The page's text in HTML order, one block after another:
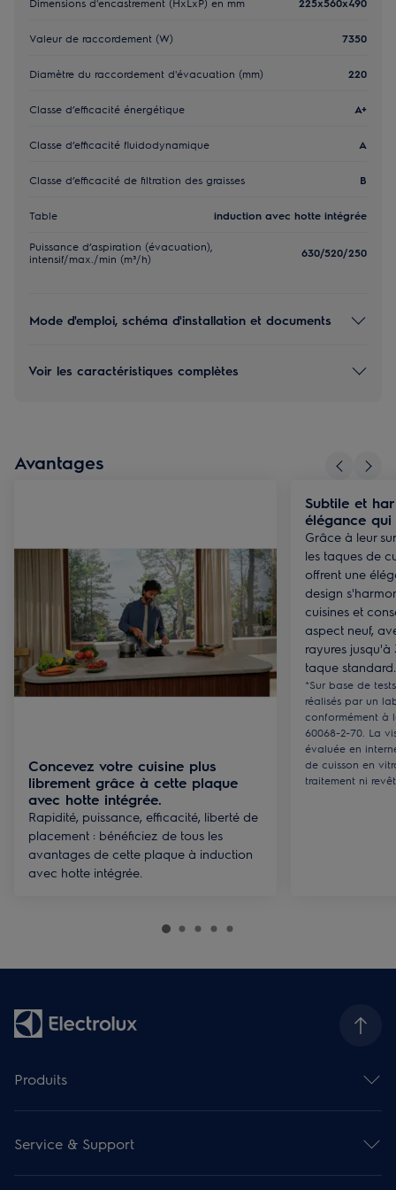
Valeur de raccordement (W) 7350
Diamètre du raccordement d'évacuation (mm) 220
Classe d’efficacité énergétique A+
Classe d’efficacité fluidodynamique A
Classe d’efficacité de filtration des graisses B
Table induction avec hotte intégrée
Puissance d’aspiration (évacuation),
intensif/max./min (m³/h)
630/520/250
Mode d'emploi, schéma d'installation et documents
Voir les caractéristiques complètes
Avantages
Concevez votre cuisine plus
librement grâce à cette plaque
avec hotte intégrée.
Rapidité, puissance, efficacité, liberté de
placement : bénéficiez de tous les
avantages de cette plaque à induction
avec hotte intégrée.
Subtile et
élégance qui
Grâce à leur
les taques de
offrent une
design
cuisines et
aspect neuf,
rayures jusqu'à
taque
*Sur base de
réalisés par un
conformément à
60068-2-70. La
évaluée en
de cuisson en
traitement ni
Produits
Taques de cuisson
Hottes de cuisine
Gamme compact encastrable
Service & Support